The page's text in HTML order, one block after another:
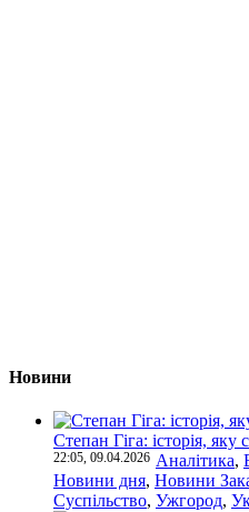
Новини
Степан Гіга: історія,
22:05, 09.04.2026 Аналітика,
Новини дня, Новини
Суспільство, Ужгород,